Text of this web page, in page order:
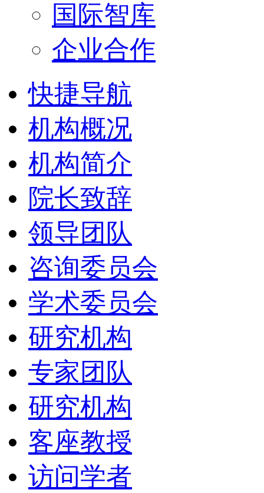
国际智库
企业合作
快捷导航
机构概况
机构简介
院长致辞
领导团队
咨询委员会
学术委员会
研究机构
专家团队
研究机构
客座教授
访问学者